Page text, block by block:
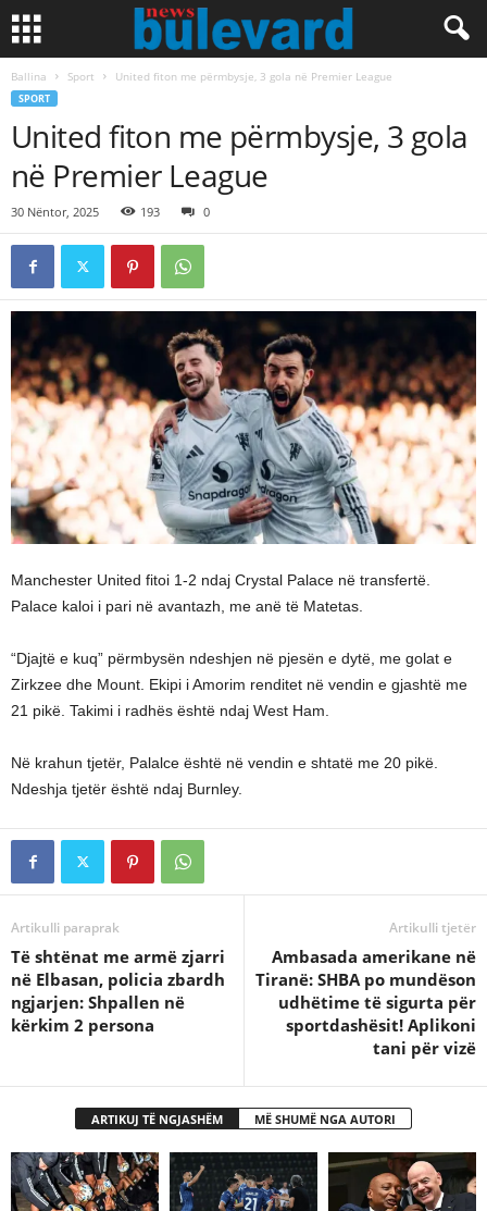
Ballina Sport United fiton me përmbysje, 3 gola në Premier League
SPORT
United fiton me përmbysje, 3 gola
në Premier League
30 Nëntor, 2025 193 0
Manchester United fitoi 1-2 ndaj Crystal Palace në transfertë.
Palace kaloi i pari në avantazh, me anë të Matetas.
“Djajtë e kuq” përmbysën ndeshjen në pjesën e dytë, me golat e
Zirkzee dhe Mount. Ekipi i Amorim renditet në vendin e gjashtë me
21 pikë. Takimi i radhës është ndaj West Ham.
Në krahun tjetër, Palalce është në vendin e shtatë me 20 pikë.
Ndeshja tjetër është ndaj Burnley.
Artikulli paraprak
Të shtënat me armë zjarri
në Elbasan, policia zbardh
ngjarjen: Shpallen në
kërkim 2 persona
Artikulli tjetër
Ambasada amerikane në
Tiranë: SHBA po mundëson
udhëtime të sigurta për
sportdashësit! Aplikoni
tani për vizë
ARTIKUJ TË NGJASHËM MË SHUMË NGA AUTORI